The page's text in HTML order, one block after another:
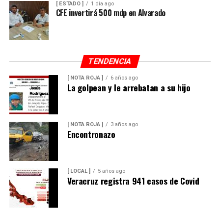
[ ESTADO ] 1 día ago
CFE invertirá 500 mdp en Alvarado
TENDENCIA
[ NOTA ROJA ] 6 años ago
La golpean y le arrebatan a su hijo
[ NOTA ROJA ] 3 años ago
Encontronazo
[ LOCAL ] 5 años ago
Veracruz registra 941 casos de Covid